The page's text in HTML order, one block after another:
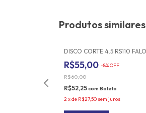
Produtos similares
DISCO CORTE 4.5 RS110
R$55,00 -8%OFF
R$60,00
R$52,25com Boleto
2 xde R$27,50 sem juros